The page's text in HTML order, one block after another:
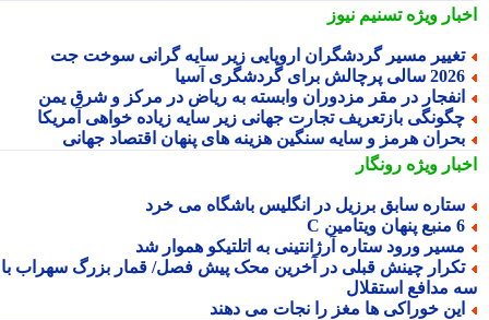
ویژهتسنیم نیوز
مسیر گردشگران اروپایی زیر سایه گرانی سوخت جت
سالی پرچالش برای گردشگری آسیا
در مقر مزدوران وابسته به ریاض در مرکز و شرق یمن
بازتعریف تجارت جهانی زیر سایه زیاده خواهی آمریکا
هرمز و سایه سنگین هزینه های پنهان اقتصاد جهانی
ویژهرونگار
سابق برزیل در انگلیس باشگاه می خرد
ورود ستاره آرژانتینی به اتلتیکو هموار شد
چینش قبلی در آخرین محک پیش فصل/ قمار بزرگ سهراب با
مدافع استقلال
خوراکی ها مغز را نجات می دهند